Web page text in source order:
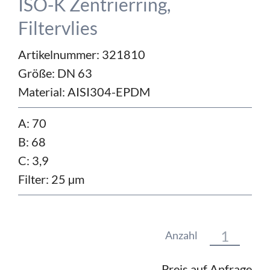
Filtervlies
Artikelnummer: 321810
Größe: DN 63
Material: AISI304-EPDM
A: 70
B: 68
C: 3,9
Filter: 25 µm
Anzahl